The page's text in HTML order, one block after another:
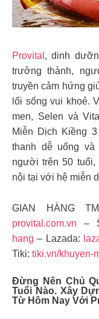
Provital , dinh
trưởng thành,
truyền cảm hứng
lối sống vui khoẻ.
men, Selen và
Miễn Dịch Kiềng
thanh dễ uống
người trên 50
nội tại với hệ miễn
GIAN HÀNG
provital.com.vn –
hang – Lazada:
Tiki: tiki.vn/khuyen-
Đừng Nên Chủ
Tuổi Nào. Xây
Từ Hôm Nay Với